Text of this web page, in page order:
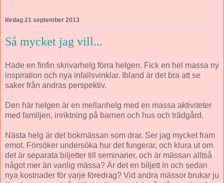
lördag 21 september 2013
Så mycket jag vill...
Hade en finfin skrivarhelg förra helgen. Fick en hel massa ny
inspiration och nya infallsvinklar. Ibland är det bra att se
saker från andras perspektiv.
Den här helgen är en mellanhelg med en massa aktiviteter
med familjen, inriktning på barnen och hus och trädgård.
Nästa helg är det bokmässan som drar. Ser jag mycket fram
emot. Försöker undersöka hur det fungerar, och klura ut om
det är separata biljetter till seminarier, och är mässan alltså
något mer än vanlig mässa? Är det en biljett in och sedan
nya kostnader för varje föredrag? Vid andra mässor brukar ju